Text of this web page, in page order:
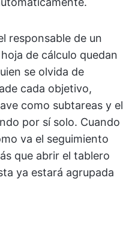
responsable de un
de cálculo quedan
se olvida de
cada objetivo,
como subtareas y el
por sí solo. Cuando
va el seguimiento
que abrir el tablero
ya estará agrupada